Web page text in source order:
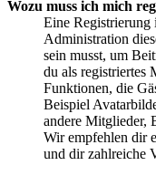
Wozu muss ich mich
Eine
Administration
sein musst, um
du als registriertes
Funktionen, die
Beispiel
andere Mitglieder,
Wir empfehlen dir
und dir zahlreiche